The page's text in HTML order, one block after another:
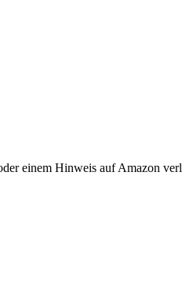
einem Hinweis auf Amazon